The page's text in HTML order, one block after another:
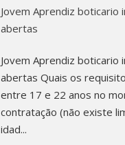
Jovem Aprendiz boticario
abertas
Jovem Aprendiz boticario
abertas Quais os
entre 17 e 22 anos no
contratação (não existe
idad...